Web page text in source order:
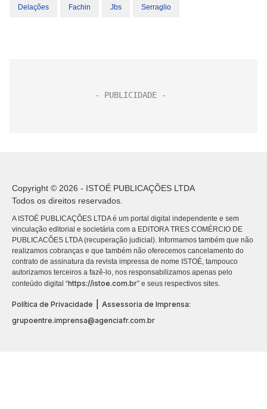
Delações Fachin Jbs Serraglio
Copyright © 2026 - ISTOÉ PUBLICAÇÕES LTDA
Todos os direitos reservados.
A ISTOÉ PUBLICAÇÕES LTDA é um portal digital independente e sem
vinculação editorial e societária com a EDITORA TRES COMÉRCIO DE
PUBLICACÕES LTDA (recuperação judicial). Informamos também que não
realizamos cobranças e que também não oferecemos cancelamento do
contrato de assinatura da revista impressa de nome ISTOÉ, tampouco
autorizamos terceiros a fazê-lo, nos responsabilizamos apenas pelo
conteúdo digital “https://istoe.com.br” e seus respectivos sites.
Política de Privacidade
Assessoria de Imprensa:
grupoentre.imprensa@agenciafr.com.br